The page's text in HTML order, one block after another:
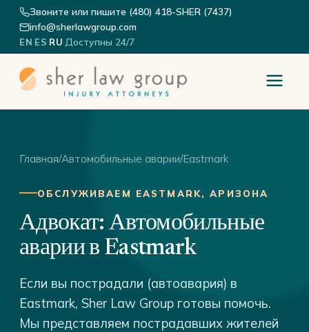
Звоните или пишите (480) 418-SHER (7437)
info@sherlawgroup.com
EN·ES·RU·Доступны 24/7
Главная/Автомобильные аварии/Eastmark
ОБСЛУЖИВАЕМ EASTMARK, АРИЗОНА
Адвокат: Автомобильные
аварии в Eastmark
Если вы пострадали (автоавария) в
Eastmark, Sher Law Group готовы помочь.
Мы представляем пострадавших жителей